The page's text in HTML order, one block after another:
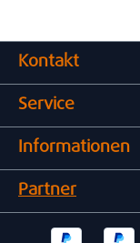
Kontakt
Service
Informationen
Partner